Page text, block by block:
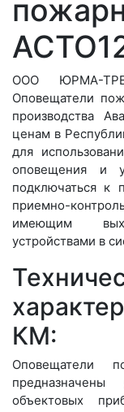
ООО ЮРМА-
Оповещатели
производства
ценам в
для
оповещения и
подключаться к
приемно-
имеющим
устройствами в
КМ:
Оповещатели
объектовых